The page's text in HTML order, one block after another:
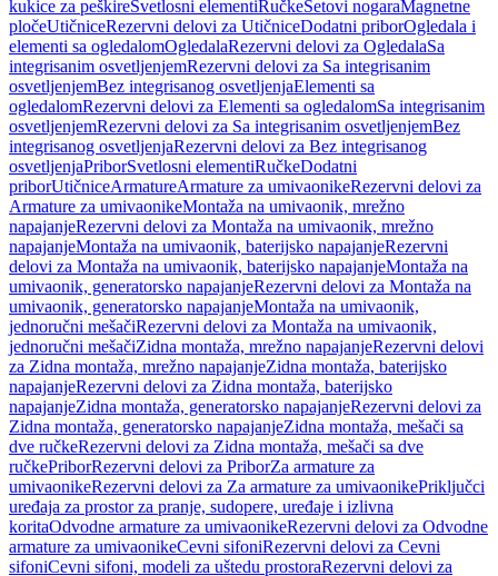
kukice za peškireSvetlosni elementiRučkeSetovi nogaraMagnetne
pločeUtičniceRezervni delovi za UtičniceDodatni priborOgledala i
elementi sa ogledalomOgledalaRezervni delovi za OgledalaSa
integrisanim osvetljenjemRezervni delovi za Sa integrisanim
osvetljenjemBez integrisanog osvetljenjaElementi sa
ogledalomRezervni delovi za Elementi sa ogledalomSa integrisanim
osvetljenjemRezervni delovi za Sa integrisanim osvetljenjemBez
integrisanog osvetljenjaRezervni delovi za Bez integrisanog
osvetljenjaPriborSvetlosni elementiRučkeDodatni
priborUtičniceArmatureArmature za umivaonikeRezervni delovi za
Armature za umivaonikeMontaža na umivaonik, mrežno
napajanjeRezervni delovi za Montaža na umivaonik, mrežno
napajanjeMontaža na umivaonik, baterijsko napajanjeRezervni
delovi za Montaža na umivaonik, baterijsko napajanjeMontaža na
umivaonik, generatorsko napajanjeRezervni delovi za Montaža na
umivaonik, generatorsko napajanjeMontaža na umivaonik,
jednoručni mešačiRezervni delovi za Montaža na umivaonik,
jednoručni mešačiZidna montaža, mrežno napajanjeRezervni delovi
za Zidna montaža, mrežno napajanjeZidna montaža, baterijsko
napajanjeRezervni delovi za Zidna montaža, baterijsko
napajanjeZidna montaža, generatorsko napajanjeRezervni delovi za
Zidna montaža, generatorsko napajanjeZidna montaža, mešači sa
dve ručkeRezervni delovi za Zidna montaža, mešači sa dve
ručkePriborRezervni delovi za PriborZa armature za
umivaonikeRezervni delovi za Za armature za umivaonikePriključci
uređaja za prostor za pranje, sudopere, uređaje i izlivna
koritaOdvodne armature za umivaonikeRezervni delovi za Odvodne
armature za umivaonikeCevni sifoniRezervni delovi za Cevni
sifoniCevni sifoni, modeli za uštedu prostoraRezervni delovi za